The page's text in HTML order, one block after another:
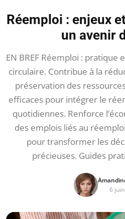
Réemploi : enjeux
un avenir
EN BREF Réemploi : pratique
circulaire. Contribue à la
préservation des
efficaces pour intégrer le
quotidiennes. Renforce
des emplois liés au
pour transformer les
précieuses. Guides
6